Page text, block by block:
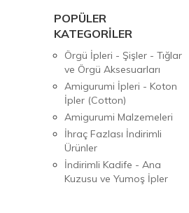
POPÜLER
KATEGORİLER
Örgü İpleri - Şişler - Tığlar
ve Örgü Aksesuarları
Amigurumi İpleri - Koton
İpler (Cotton)
Amigurumi Malzemeleri
İhraç Fazlası İndirimli
Ürünler
İndirimli Kadife - Ana
Kuzusu ve Yumoş İpler